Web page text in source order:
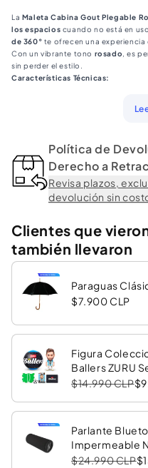
Rosada.
Gout
Rosada.
Gout
La Maleta Cabina Gout Plegable
los espacios cuando no está en
de 360° te ofrecen una experiencia
Con un vibrante tono rosado , es
sin perder el estilo.
Características Técnicas:
Ruedas: 70% PP, 30% TPE
Color: Rosada
Cuidados
en seco ni usar secadora. No
exteriores.
FOTO REFERENCIAL PARA
Política de
Derecho a
Revisa plazos,
devolución sin
Clientes que
también llevaron
Paraguas
$7.900 CLP
Figura
Ballers ZURU
$14.990 CLP
Parlante
Impermeable
Luz LED RGB
$24.990 CLP